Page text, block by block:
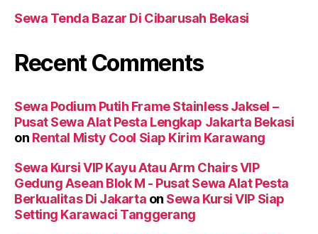
Sewa Tenda Bazar Di Cibarusah Bekasi
Recent Comments
Sewa Podium Putih Frame Stainless Jaksel –
Pusat Sewa Alat Pesta Lengkap Jakarta Bekasi
on Rental Misty Cool Siap Kirim Karawang
Sewa Kursi VIP Kayu Atau Arm Chairs VIP
Gedung Asean Blok M - Pusat Sewa Alat Pesta
Berkualitas Di Jakarta on Sewa Kursi VIP Siap
Setting Karawaci Tanggerang